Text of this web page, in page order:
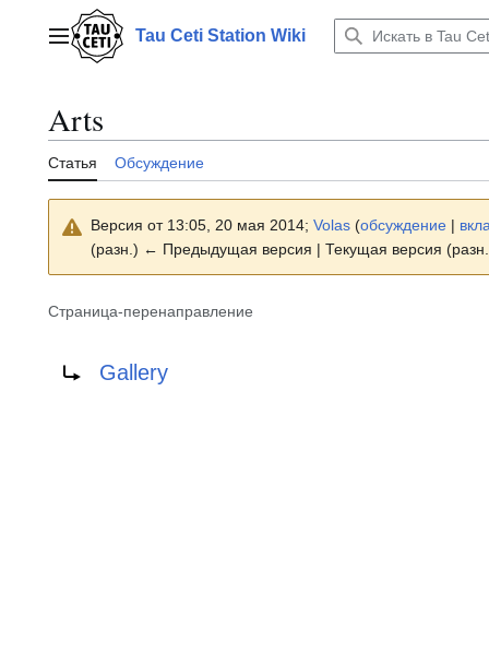
содержаниюГлавное менюTau Ceti Station Wiki
Arts
Статья Обсуждение
Версия от 13:05, 20 мая 2014; Volas (обсуждение |
(разн.) ← Предыдущая версия | Текущая версия
Страница-перенаправление
Gallery